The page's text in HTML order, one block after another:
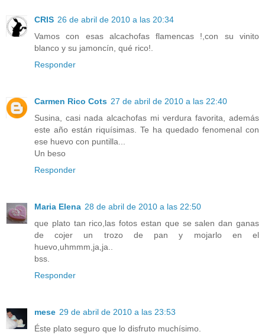
CRIS 26 de abril de 2010 a las 20:34
Vamos con esas alcachofas flamencas !,con su vinito
blanco y su jamoncín, qué rico!.
Responder
Carmen Rico Cots 27 de abril de 2010 a las 22:40
Susina, casi nada alcachofas mi verdura favorita, además
este año están riquísimas. Te ha quedado fenomenal con
ese huevo con puntilla...
Un beso
Responder
Maria Elena 28 de abril de 2010 a las 22:50
que plato tan rico,las fotos estan que se salen dan ganas
de cojer un trozo de pan y mojarlo en el
huevo,uhmmm,ja,ja..
bss.
Responder
mese 29 de abril de 2010 a las 23:53
Éste plato seguro que lo disfruto muchísimo.